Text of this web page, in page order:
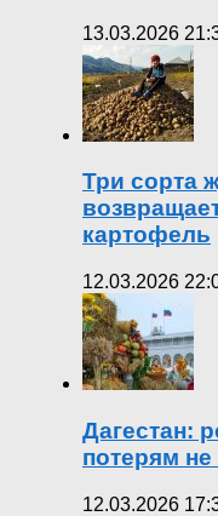
13.03.2026
Три сорта
картофель
12.03.2026
Дагестан:
потерям
12.03.2026